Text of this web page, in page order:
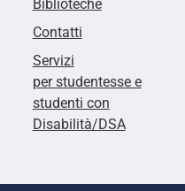
Biblioteche
Contatti
Servizi
per studentesse e
studenti con
Disabilità/DSA